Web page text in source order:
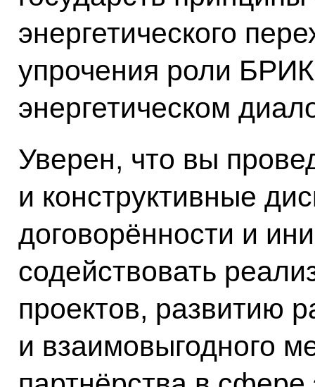
энергетического
упрочения роли
энергетическом
Уверен, что вы
и конструктивные
договорённости и
содействовать
проектов, развитию
и взаимовыгодного